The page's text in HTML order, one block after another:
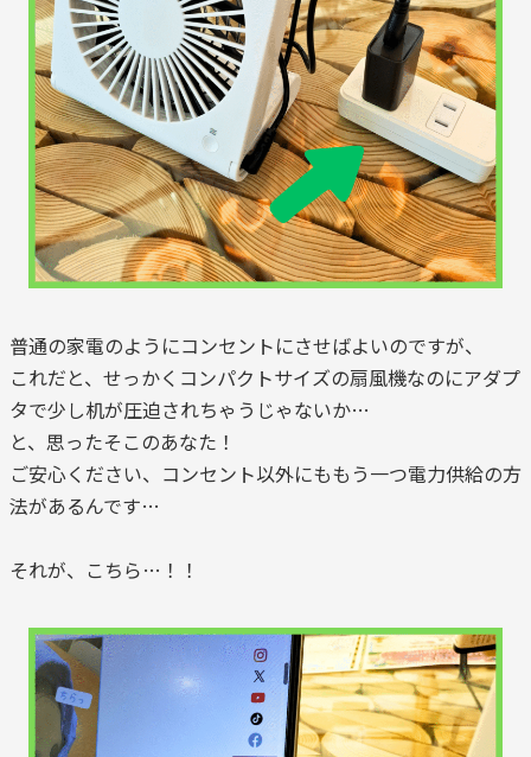
普通の家電のようにコンセントにさせばよいのですが、
これだと、せっかくコンパクトサイズの扇風機なのにアダプ
タで少し机が圧迫されちゃうじゃないか…
と、思ったそこのあなた！
ご安心ください、コンセント以外にももう一つ電力供給の方
法があるんです…
それが、こちら…！！